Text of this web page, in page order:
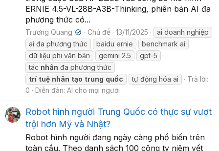
ERNIE 4.5-VL-28B-A3B-Thinking, phiên bản AI đa
phương thức có...
Trương Quang ✔ Chủ đề 13/11/2025
ai doanh nghiệp
ai đa phương thức
baidu ernie
benchmark ai
dữ liệu phi văn bản
gemini 2.5
gpt-5
tác nhân đa phương thức
trí tuệ nhân tạo trung quốc tự động hóa ai
Trả lời:
0
Diễn đàn: AI cho mọi người
Robot hình người Trung Quốc có thực sự vượt
trội hơn Mỹ và Nhật?
Robot hình người đang ngày càng phổ biến trên
toàn cầu. Theo danh sách 100 công ty niêm yết